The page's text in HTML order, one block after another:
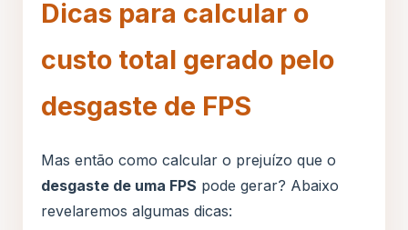
Dicas para calcular o
custo total gerado pelo
desgaste de FPS
Mas então como calcular o prejuízo que o
desgaste de uma FPS pode gerar? Abaixo
revelaremos algumas dicas: